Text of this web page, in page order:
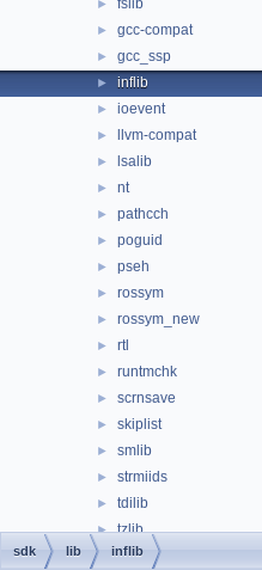
► fslib
► gcc-compat
► gcc_ssp
► inflib
► ioevent
► llvm-compat
► lsalib
► nt
► pathcch
► poguid
► pseh
► rossym
► rossym_new
► rtl
► runtmchk
► scrnsave
► skiplist
► smlib
► strmiids
► tdilib
► tzlib
► ucrt
sdk lib inflib